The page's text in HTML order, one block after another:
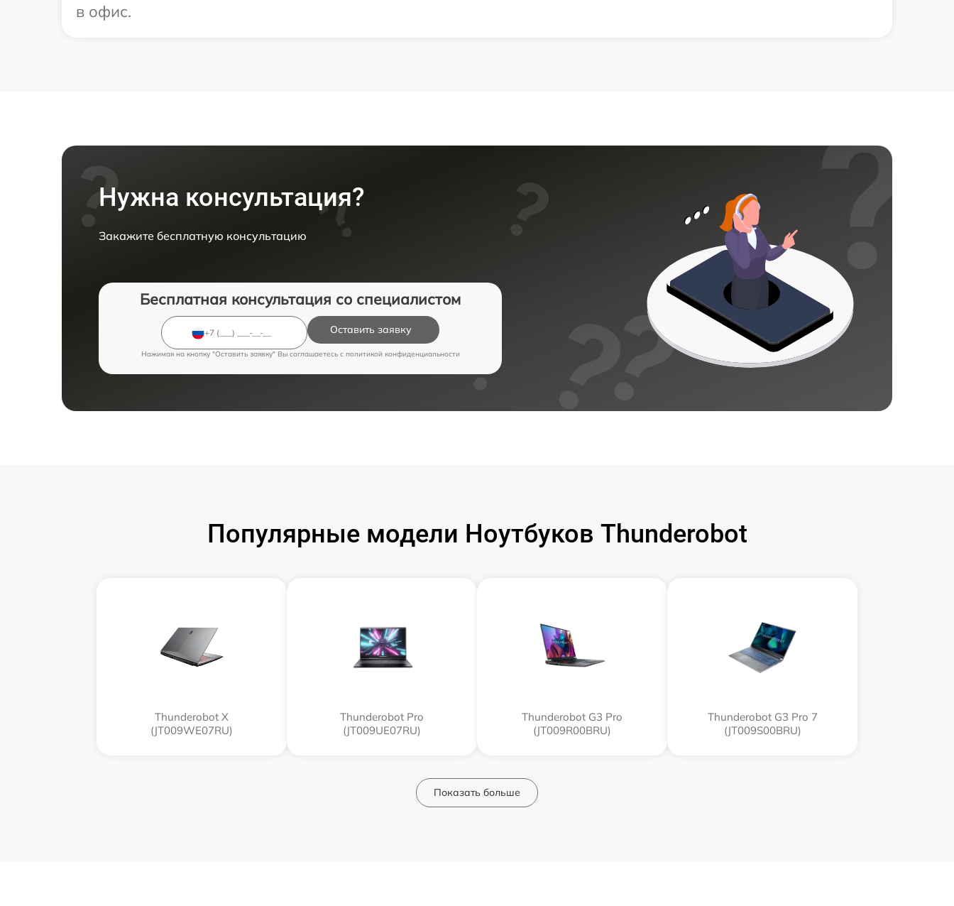
в офис.
Нужна консультация?
Закажите бесплатную консультацию
Бесплатная консультация со специалистом
Оставить заявку
Нажимая на кнопку "Оставить заявку" Вы соглашаетесь c политикой конфиденциальности
Популярные модели Ноутбуков Thunderobot
Thunderobot X
(JT009WE07RU)
Thunderobot Pro
(JT009UE07RU)
Thunderobot G3 Pro
(JT009R00BRU)
Thunderobot G3 Pro 7
(JT009S00BRU)
Показать больше